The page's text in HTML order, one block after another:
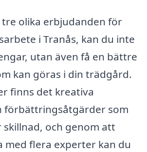
olika erbjudanden för
i Tranås, kan du inte
utan även få en bättre
kan göras i din trädgård.
finns det kreativa
förbättringsåtgärder som
och genom att
med flera experter kan du